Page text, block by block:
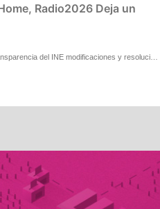
, Radio2026 Deja un